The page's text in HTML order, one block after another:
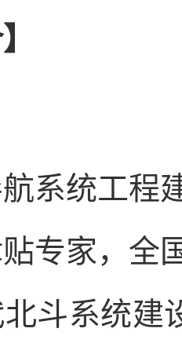
系统工程
专家，全
斗系统建